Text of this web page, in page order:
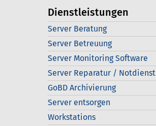
Dienstleistungen
Server Beratung
Server Betreuung
Server Monitoring Software
Server Reparatur / Notdienst
GoBD Archivierung
Server entsorgen
Workstations